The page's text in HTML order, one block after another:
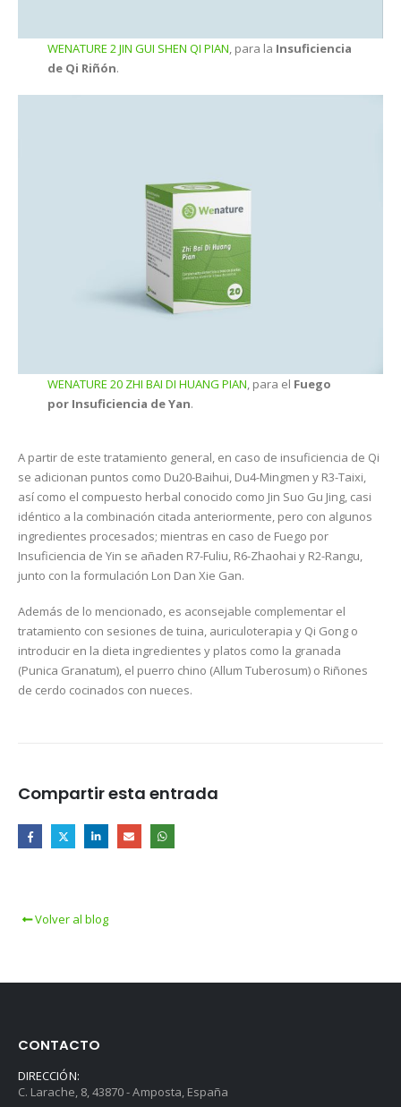
WENATURE 2 JIN GUI SHEN QI PIAN, para la Insuficiencia
de Qi Riñón.
WENATURE 20 ZHI BAI DI HUANG PIAN, para el Fuego
por Insuficiencia de Yan.
A partir de este tratamiento general, en caso de insuficiencia de Qi
se adicionan puntos como Du20-Baihui, Du4-Mingmen y R3-Taixi,
así como el compuesto herbal conocido como Jin Suo Gu Jing, casi
idéntico a la combinación citada anteriormente, pero con algunos
ingredientes procesados; mientras en caso de Fuego por
Insuficiencia de Yin se añaden R7-Fuliu, R6-Zhaohai y R2-Rangu,
junto con la formulación Lon Dan Xie Gan.
Además de lo mencionado, es aconsejable complementar el
tratamiento con sesiones de tuina, auriculoterapia y Qi Gong o
introducir en la dieta ingredientes y platos como la granada
(Punica Granatum), el puerro chino (Allum Tuberosum) o Riñones
de cerdo cocinados con nueces.
Compartir esta entrada
Volver al blog
CONTACTO
DIRECCIÓN:
C. Larache, 8, 43870 - Amposta, España